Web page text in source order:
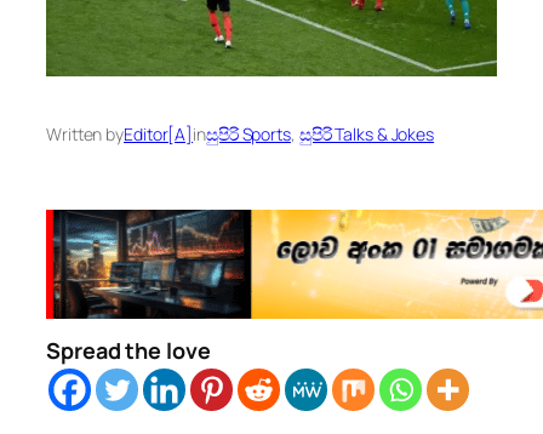
Written byEditor[A]inසුපිරි Sports, සුපිරි Talks & Jokes
Spread the love